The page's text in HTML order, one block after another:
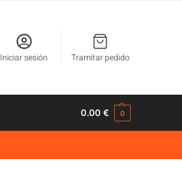
Iniciar sesión Tramitar pedido
0.00€ 0